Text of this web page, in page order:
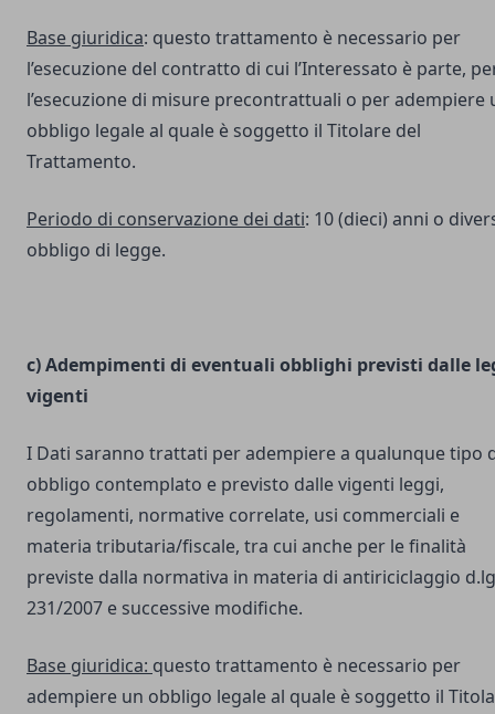
Base giuridica: questo trattamento è necessario per
l’esecuzione del contratto di cui l’Interessato è parte,
l’esecuzione di misure precontrattuali o per adempiere
obbligo legale al quale è soggetto il Titolare del
Trattamento.
Periodo di conservazione dei dati: 10 (dieci) anni o
obbligo di legge.
c) Adempimenti di eventuali obblighi previsti dalle
vigenti
I Dati saranno trattati per adempiere a qualunque tipo
obbligo contemplato e previsto dalle vigenti leggi,
regolamenti, normative correlate, usi commerciali e
materia tributaria/fiscale, tra cui anche per le finalità
previste dalla normativa in materia di antiriciclaggio
231/2007 e successive modifiche.
Base giuridica: questo trattamento è necessario per
adempiere un obbligo legale al quale è soggetto il